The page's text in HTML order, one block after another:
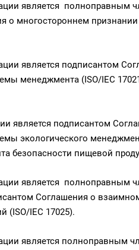
является полноправным
о многостороннем
является подписантом
менеджмента (ISO/IEC
является подписантом
экологического
безопасности пищевой
является полноправным
Соглашения о
(ISO/IEC 17025).
является полноправным